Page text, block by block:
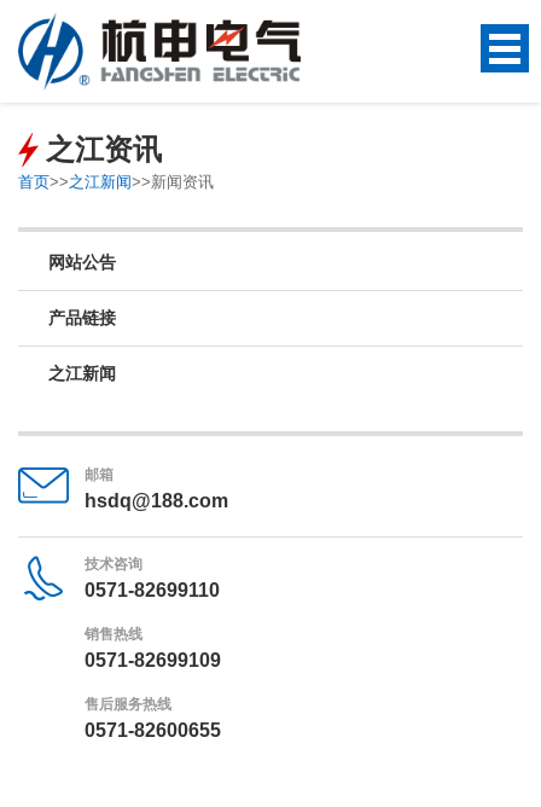
之江资讯
首页>>之江新闻>>新闻资讯
网站公告
产品链接
之江新闻
邮箱
hsdq@188.com
技术咨询
0571-82699110
销售热线
0571-82699109
售后服务热线
0571-82600655